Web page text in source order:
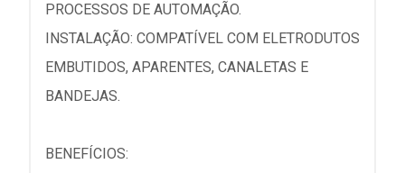
PROCESSOS DE AUTOMAÇÃO.
INSTALAÇÃO: COMPATÍVEL COM ELETRODUTOS
EMBUTIDOS, APARENTES, CANALETAS E
BANDEJAS.
BENEFÍCIOS: